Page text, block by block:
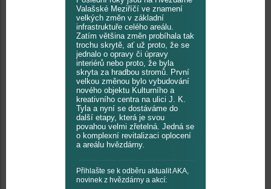
Valašské Meziříčí ve znamení
velkých změn v základní
infrastruktuře celého areálu.
Zatím většina změn probíhala tak
trochu skrytě, ať už proto, že se
jednalo o opravy či úpravy
interiérů nebo proto, že byla
skryta za hradbou stromů. První
velkou změnou bylo vybudování
nového objektu Kulturního a
kreativního centra na ulici J. K.
Tyla a nyní se dostáváme do
další etapy, která je svou
povahou velmi zřetelná. Jedná se
o komplexní revitalizaci oplocení
a areálu hvězdárny.
Přihlašte se k odběru aktualit AKA,
novinek z hvězdárny a akcí: